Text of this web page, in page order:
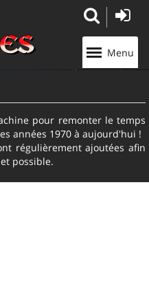
Menu
pour remonter le temps
années 1970 à aujourd'hui !
régulièrement ajoutées afin
possible.